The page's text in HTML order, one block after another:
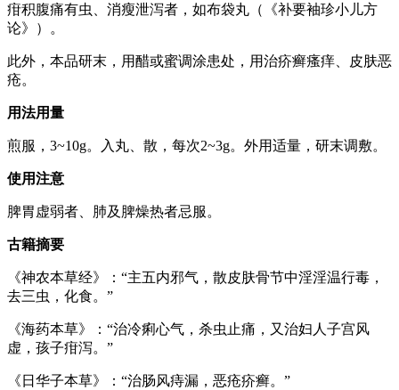
疳积腹痛有虫、消瘦泄泻者，如布袋丸（《补要袖珍小儿方
论》）。
此外，本品研末，用醋或蜜调涂患处，用治疥癣瘙痒、皮肤恶
疮。
用法用量
煎服，3~10g。入丸、散，每次2~3g。外用适量，研末调敷。
使用注意
脾胃虚弱者、肺及脾燥热者忌服。
古籍摘要
《神农本草经》：“主五内邪气，散皮肤骨节中淫淫温行毒，
去三虫，化食。”
《海药本草》：“治冷痢心气，杀虫止痛，又治妇人子宫风
虚，孩子疳泻。”
《日华子本草》：“治肠风痔漏，恶疮疥癣。”